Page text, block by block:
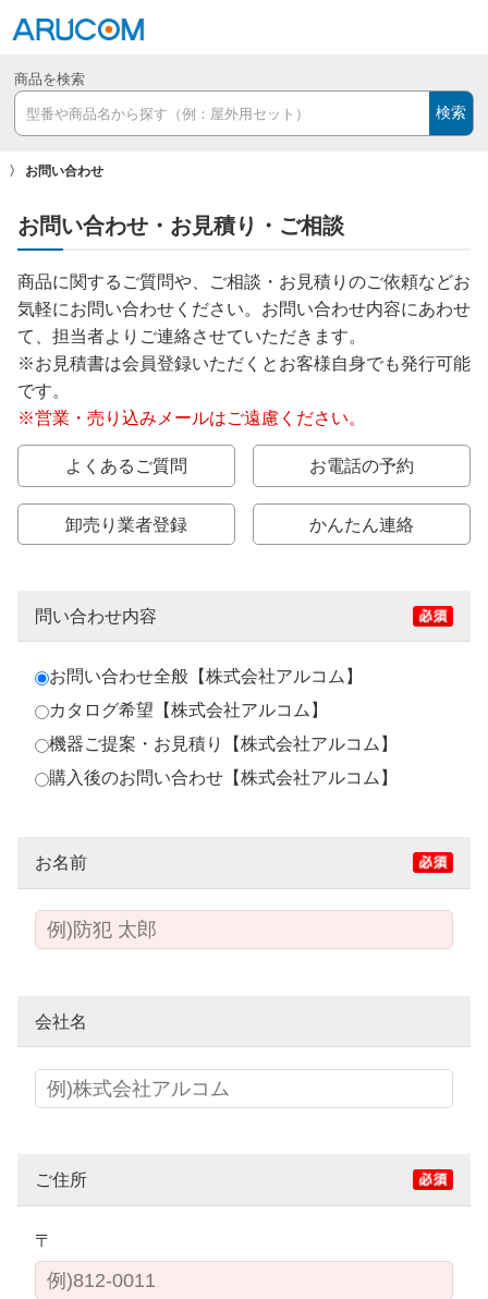
商品を検索
検索
お問い合わせ
お問い合わせ・お見積り・ご相談
商品に関するご質問や、ご相談・お見積りのご依頼などお
気軽にお問い合わせください。お問い合わせ内容にあわせ
て、担当者よりご連絡させていただきます。
※お見積書は会員登録いただくとお客様自身でも発行可能
です。
※営業・売り込みメールはご遠慮ください。
よくあるご質問 お電話の予約
卸売り業者登録 かんたん連絡
問い合わせ内容
お問い合わせ全般【株式会社アルコム】
カタログ希望【株式会社アルコム】
機器ご提案・お見積り【株式会社アルコム】
購入後のお問い合わせ【株式会社アルコム】
お名前
会社名
ご住所
〒